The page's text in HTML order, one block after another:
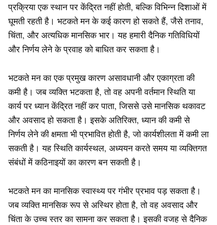
प्रक्रिया एक स्थान पर केंद्रित नहीं होती, बल्कि विभिन्न दिशाओं में
घूमती रहती है। भटकते मन के कई कारण हो सकते हैं, जैसे तनाव,
चिंता, और अत्यधिक मानसिक भार। यह हमारी दैनिक गतिविधियों
और निर्णय लेने के प्रवाह को बाधित कर सकता है।
भटकते मन का एक प्रमुख कारण असावधानी और एकाग्रता की
कमी है। जब व्यक्ति भटकता है, तो वह अपनी वर्तमान स्थिति या
कार्य पर ध्यान केंद्रित नहीं कर पाता, जिससे उसे मानसिक थकावट
और अवसाद हो सकता है। इसके अतिरिक्त, ध्यान की कमी से
निर्णय लेने की क्षमता भी प्रभावित होती है, जो कार्यशीलता में कमी ला
सकती है। यह स्थिति कार्यस्थल, अध्ययन करते समय या व्यक्तिगत
संबंधों में कठिनाइयों का कारण बन सकती है।
भटकते मन का मानसिक स्वास्थ्य पर गंभीर प्रभाव पड़ सकता है।
जब व्यक्ति मानसिक रूप से अस्थिर होता है, तो वह अवसाद और
चिंता के उच्च स्तर का सामना कर सकता है। इसकी वजह से दैनिक